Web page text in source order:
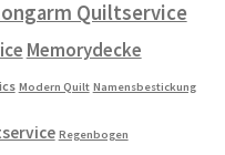
Quiltservice
Memorydecke
Modern Quilt Namensbestickung
Regenbogen